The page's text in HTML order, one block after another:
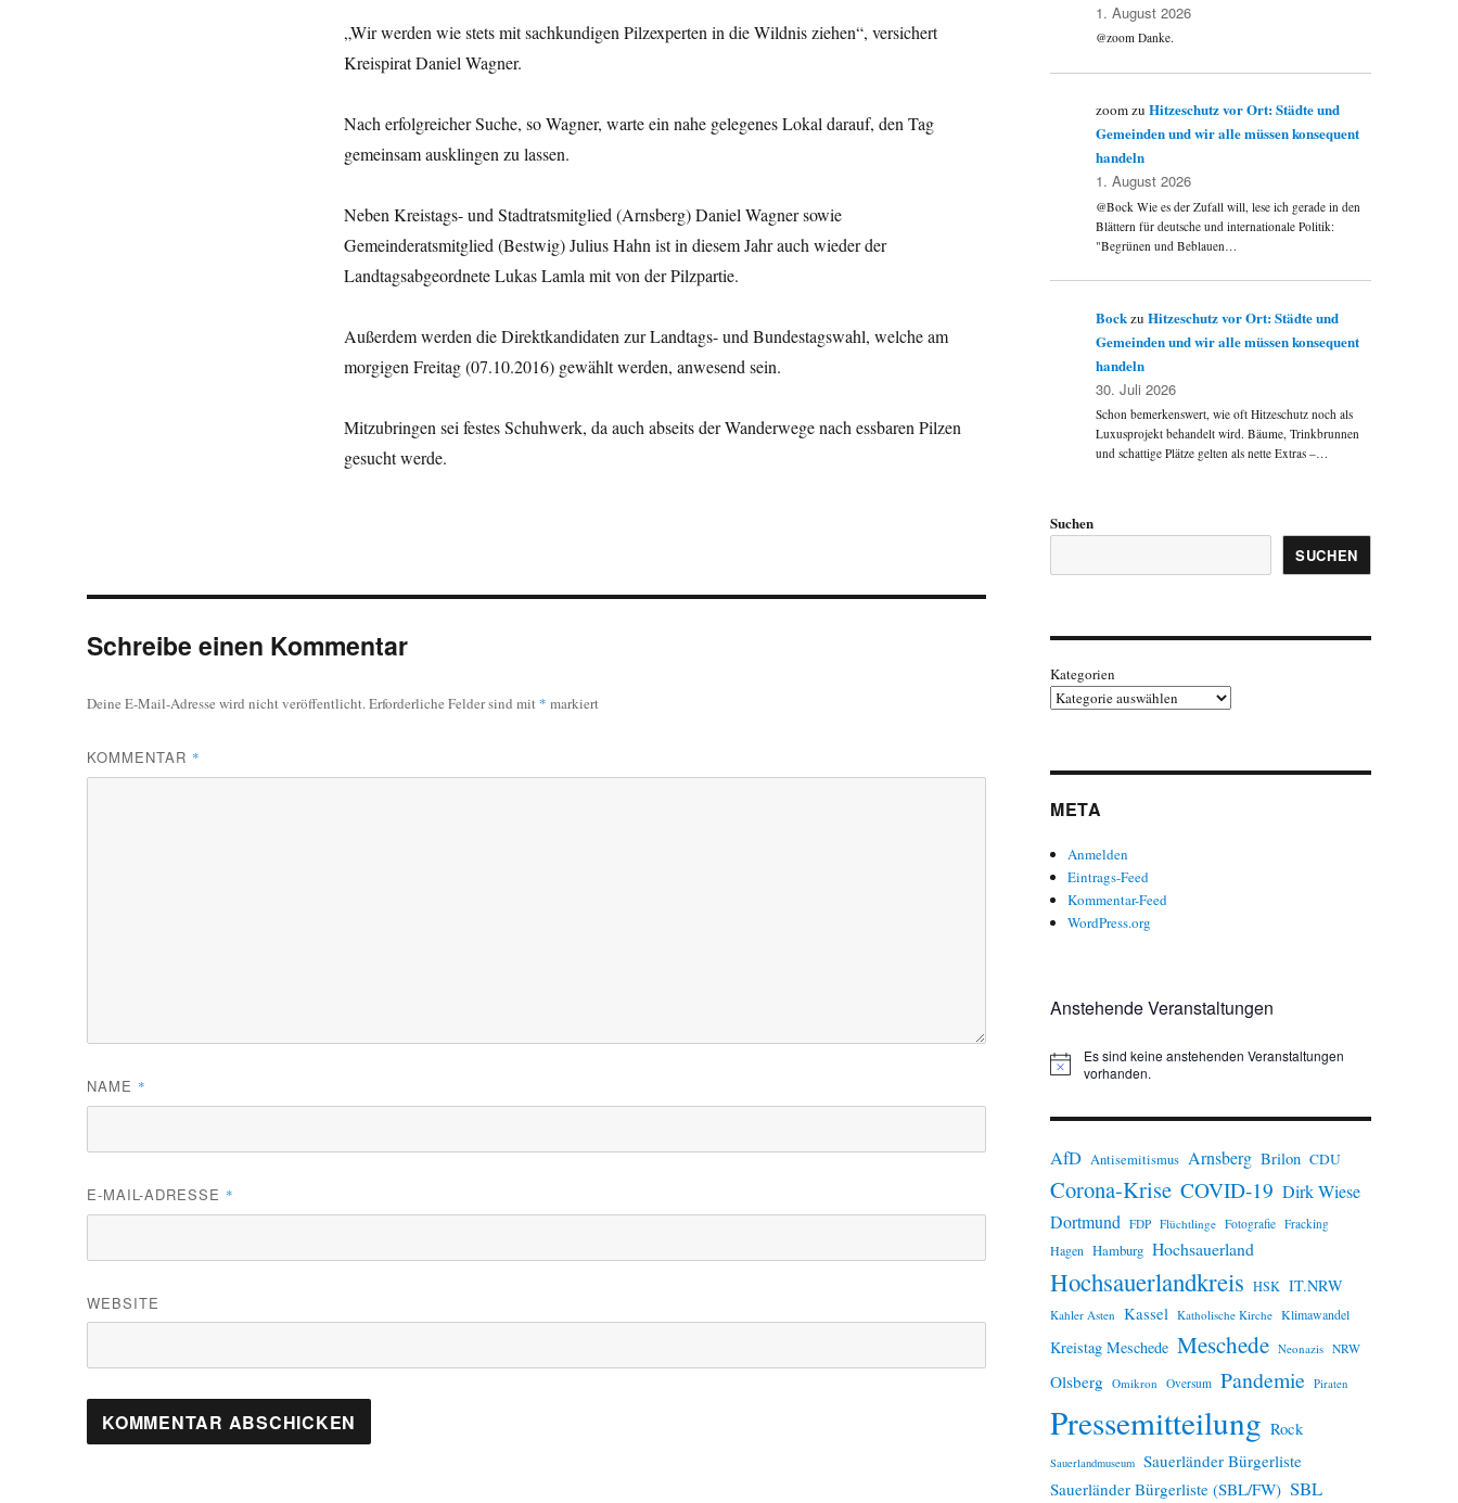
„Wir werden wie stets mit sachkundigen Pilzexperten in die Wildnis ziehen“, versichert
Kreispirat Daniel Wagner.
Nach erfolgreicher Suche, so Wagner, warte ein nahe gelegenes Lokal darauf, den Tag
gemeinsam ausklingen zu lassen.
Neben Kreistags- und Stadtratsmitglied (Arnsberg) Daniel Wagner sowie
Gemeinderatsmitglied (Bestwig) Julius Hahn ist in diesem Jahr auch wieder der
Landtagsabgeordnete Lukas Lamla mit von der Pilzpartie.
Außerdem werden die Direktkandidaten zur Landtags- und Bundestagswahl, welche am
morgigen Freitag (07.10.2016) gewählt werden, anwesend sein.
Mitzubringen sei festes Schuhwerk, da auch abseits der Wanderwege nach essbaren Pilzen
gesucht werde.
Schreibe einen Kommentar
Deine E-Mail-Adresse wird nicht veröffentlicht.Erforderliche Felder sind mit * markiert
KOMMENTAR *
NAME *
E-MAIL-ADRESSE *
WEBSITE
1. August 2026
@zoom Danke.
zoomzuHitzeschutz vor Ort: Städte und
Gemeinden und wir alle müssen konsequent
handeln
1. August 2026
@Bock Wie es der Zufall will, lese ich gerade in den
Blättern für deutsche und internationale Politik:
"Begrünen und Beblauen…
BockzuHitzeschutz vor Ort: Städte und
Gemeinden und wir alle müssen konsequent
handeln
30. Juli 2026
Schon bemerkenswert, wie oft Hitzeschutz noch als
Luxusprojekt behandelt wird. Bäume, Trinkbrunnen
und schattige Plätze gelten als nette Extras –…
Suchen
SUCHEN
Kategorien
META
Anmelden
Eintrags-Feed
Kommentar-Feed
WordPress.org
Anstehende Veranstaltungen
H
w
Es sind keine anstehenden Veranstaltungen
vorhanden.
AfD Antisemitismus Arnsberg Brilon CDU
Corona-Krise COVID-19 Dirk Wiese
Dortmund FDP Flüchtlinge Fotografie Fracking
Hagen Hamburg Hochsauerland
Hochsauerlandkreis HSK IT.NRW
Kahler Asten Kassel Katholische Kirche Klimawandel
Kreistag Meschede Meschede Neonazis NRW
Olsberg Omikron Oversum Pandemie Piraten
Pressemitteilung Rock
Sauerlandmuseum Sauerländer Bürgerliste
Sauerländer Bürgerliste (SBL/FW) SBL